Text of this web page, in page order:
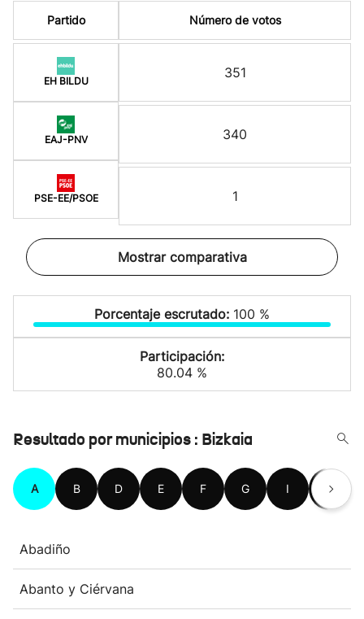
Partido
EH BILDU
EAJ-PNV
PSE-EE/PSOE
Número de votos
351
340
1
Mostrar comparativa
Porcentaje escrutado: 100 %
Participación:
80.04 %
Resultado por municipios : Bizkaia
A B D E F G I K
Abadiño
Abanto y Ciérvana